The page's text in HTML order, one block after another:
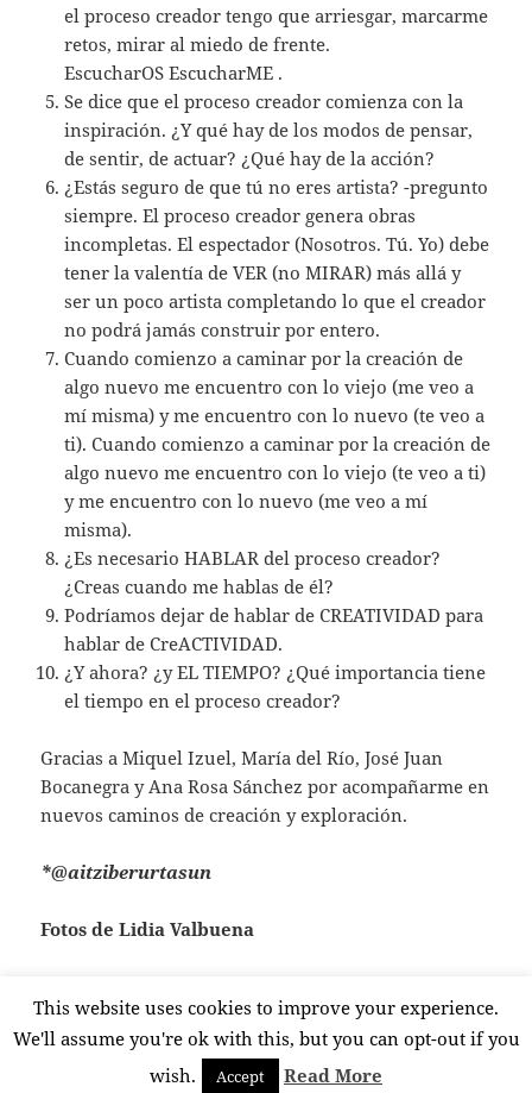
el proceso creador tengo que arriesgar, marcarme
retos, mirar al miedo de frente.
EscucharOS EscucharME .
Se dice que el proceso creador comienza con la
inspiración. ¿Y qué hay de los modos de pensar,
de sentir, de actuar? ¿Qué hay de la acción?
¿Estás seguro de que tú no eres artista? -pregunto
siempre. El proceso creador genera obras
incompletas. El espectador (Nosotros. Tú. Yo) debe
tener la valentía de VER (no MIRAR) más allá y
ser un poco artista completando lo que el creador
no podrá jamás construir por entero.
Cuando comienzo a caminar por la creación de
algo nuevo me encuentro con lo viejo (me veo a
mí misma) y me encuentro con lo nuevo (te veo a
ti). Cuando comienzo a caminar por la creación de
algo nuevo me encuentro con lo viejo (te veo a ti)
y me encuentro con lo nuevo (me veo a mí
misma).
¿Es necesario HABLAR del proceso creador?
¿Creas cuando me hablas de él?
Podríamos dejar de hablar de CREATIVIDAD para
hablar de CreACTIVIDAD.
¿Y ahora? ¿y EL TIEMPO? ¿Qué importancia tiene
el tiempo en el proceso creador?
Gracias a Miquel Izuel, María del Río, José Juan
Bocanegra y Ana Rosa Sánchez por acompañarme en
nuevos caminos de creación y exploración.
*@aitziberurtasun
Fotos de Lidia Valbuena
Formato
Imagen
Publicado
el
21 julio, 2017 Deja un comentarioen EL PROCESO
Funciona gracias a WordPress
This website uses cookies to improve your experience.
We'll assume you're ok with this, but you can opt-out if you
wish.
Accept Read More